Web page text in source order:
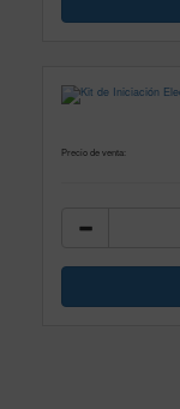
Precio de venta: